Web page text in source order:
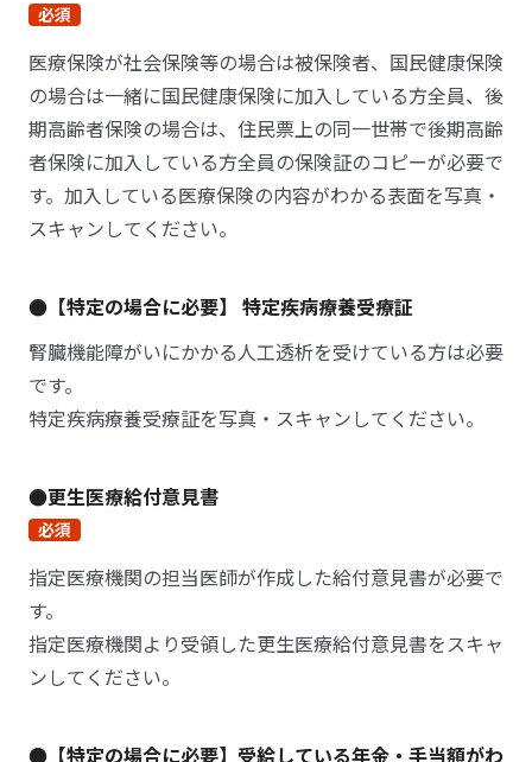
必須
医療保険が社会保険等の場合は被保険者、国民健康保険
の場合は一緒に国民健康保険に加入している方全員、後
期高齢者保険の場合は、住民票上の同一世帯で後期高齢
者保険に加入している方全員の保険証のコピーが必要で
す。加入している医療保険の内容がわかる表面を写真・
スキャンしてください。
●【特定の場合に必要】 特定疾病療養受療証
腎臓機能障がいにかかる人工透析を受けている方は必要
です。
特定疾病療養受療証を写真・スキャンしてください。
●更生医療給付意見書
必須
指定医療機関の担当医師が作成した給付意見書が必要で
す。
指定医療機関より受領した更生医療給付意見書をスキャ
ンしてください。
●【特定の場合に必要】受給している年金・手当額がわ